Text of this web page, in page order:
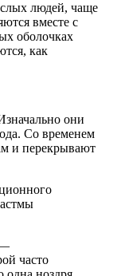
людей, чаще
вместе с
оболочках
как
они
Со временем
и перекрывают
астмы
—
часто